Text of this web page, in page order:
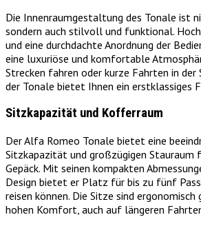
Die Innenraumgestaltung des Tonale ist
sondern auch stilvoll und funktional.
und eine durchdachte Anordnung der
eine luxuriöse und komfortable
Strecken fahren oder kurze Fahrten in der
der Tonale bietet Ihnen ein erstklassiges
Sitzkapazität und Kofferraum
Der Alfa Romeo Tonale bietet eine
Sitzkapazität und großzügigen Stauraum
Gepäck. Mit seinen kompakten
Design bietet er Platz für bis zu fünf
reisen können. Die Sitze sind
hohen Komfort, auch auf längeren